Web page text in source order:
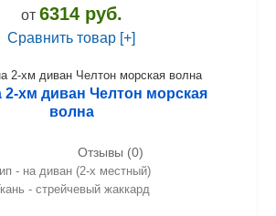
от 6314 руб.
Сравнить товар [+]
2-хм диван Челтон морская
волна
Отзывы (0)
- на диван (2-х местный)
- стрейчевый жаккард